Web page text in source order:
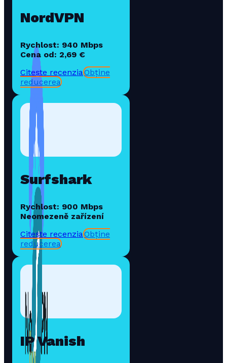
NordVPN
Rychlost: 940 Mbps
Cena od: 2,69 €
Citește recenziaObține
reducerea
Surfshark
Rychlost: 900 Mbps
Neomezeně zařízení
Citește recenziaObține
reducerea
IP Vanish